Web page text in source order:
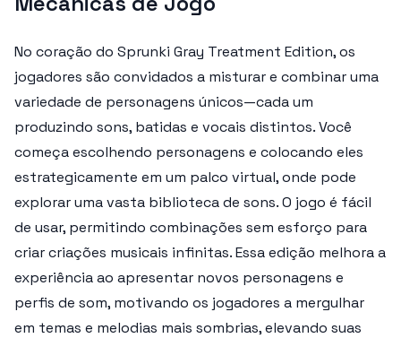
No coração do Sprunki Gray Treatment Edition, os
jogadores são convidados a misturar e combinar uma
variedade de personagens únicos—cada um
produzindo sons, batidas e vocais distintos. Você
começa escolhendo personagens e colocando eles
estrategicamente em um palco virtual, onde pode
explorar uma vasta biblioteca de sons. O jogo é fácil
de usar, permitindo combinações sem esforço para
criar criações musicais infinitas. Essa edição melhora a
experiência ao apresentar novos personagens e
perfis de som, motivando os jogadores a mergulhar
em temas e melodias mais sombrias, elevando suas